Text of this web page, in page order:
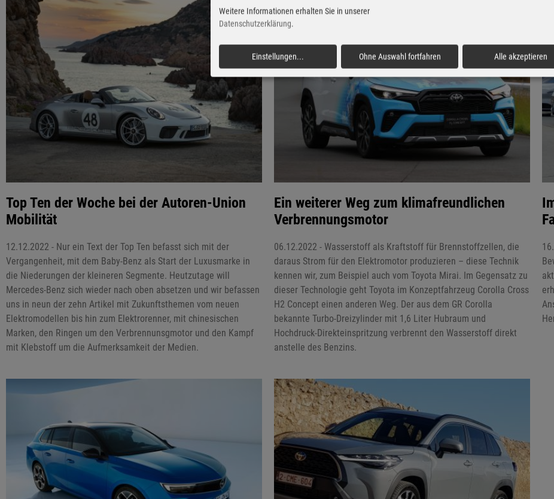
Top Ten der Woche bei der Autoren-Union
Mobilität
12.12.2022 - Nur ein Text der Top Ten befasst sich mit der
Vergangenheit, mit dem Baby-Benz als Start der Luxusmarke in
die Niederungen der kleineren Segmente. Heutzutage will
Mercedes-Benz sich wieder nach oben absetzen und wir befassen
uns in neun der zehn Artikel mit Zukunftsthemen vom neuen
Elektromodellen bis hin zum Elektrorenner, mit chinesischen
Marken, den Ringen um den Verbrennunsgmotor und den Kampf
mit Klebstoff um die Aufmerksamkeit der Medien.
Ein weiterer Weg zum klimafreundlichen
Verbrennungsmotor
06.12.2022 - Wasserstoff als Kraftstoff für Brennstoffzellen, die
daraus Strom für den Elektromotor produzieren – diese Technik
kennen wir, zum Beispiel auch vom Toyota Mirai. Im Gegensatz zu
dieser Technologie geht Toyota im Konzeptfahrzeug Corolla Cross
H2 Concept einen anderen Weg. Der aus dem GR Corolla
bekannte Turbo-Dreizylinder mit 1,6 Liter Hubraum und
Hochdruck-Direkteinspritzung verbrennt den Wasserstoff direkt
anstelle des Benzins.
Weitere Informationen erhalten Sie in unserer
Datenschutzerklärung.
Einstellungen... Ohne Auswahl fortfahren Alle akzeptieren